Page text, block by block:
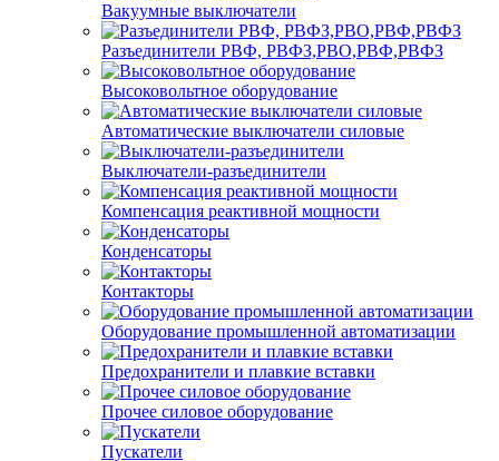
Вакуумные выключатели
Разъединители РВФ, РВФЗ,РВО,РВФ,РВФЗ
Высоковольтное оборудование
Автоматические выключатели cиловые
Выключатели-разъединители
Компенсация реактивной мощности
Конденсаторы
Контакторы
Оборудование промышленной автоматизации
Предохранители и плавкие вставки
Прочее силовое оборудование
Пускатели